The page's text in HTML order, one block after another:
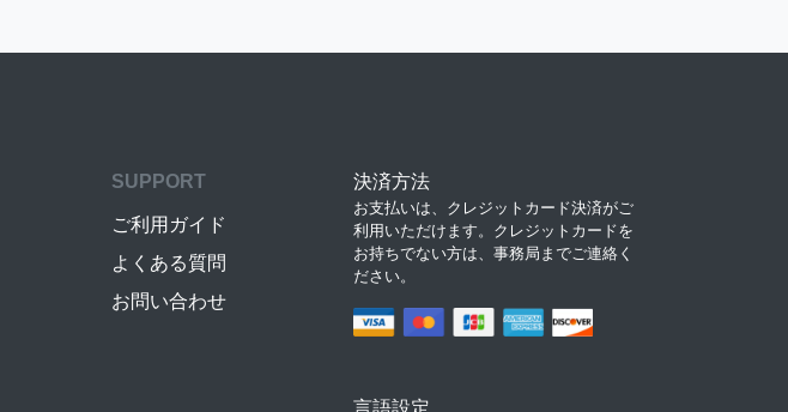
SUPPORT
ご利用ガイド
よくある質問
お問い合わせ
決済方法
お支払いは、クレジットカード決済がご
利用いただけます。クレジットカードを
お持ちでない方は、事務局までご連絡く
ださい。
言語設定